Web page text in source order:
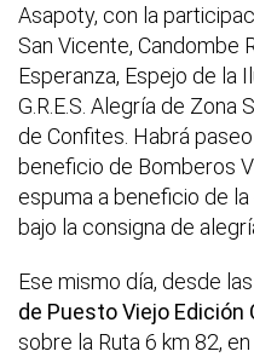
Asapoty, con la
San Vicente, Candombe
Esperanza, Espejo de la
G.R.E.S. Alegría de Zona
de Confites. Habrá
beneficio de Bomberos
espuma a beneficio de
bajo la consigna de
Ese mismo día, desde
de Puesto Viejo Edición
sobre la Ruta 6 km 82,